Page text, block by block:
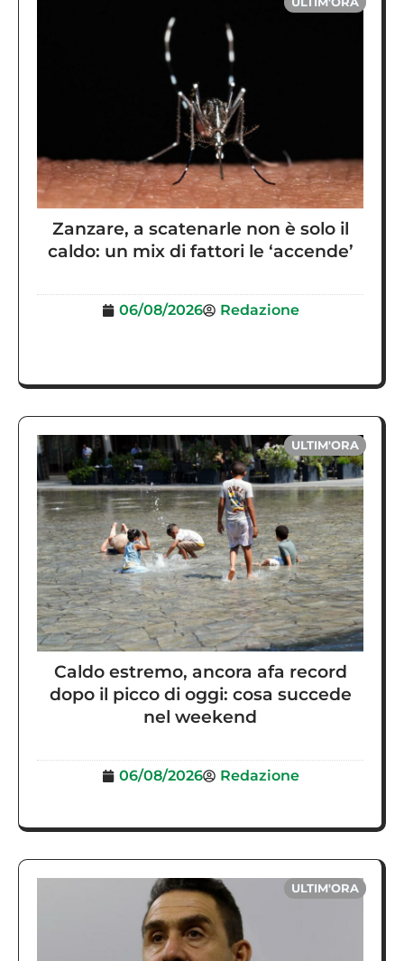
Zanzare, a scatenarle non è solo il
caldo: un mix di fattori le ‘accende’
06/08/2026 Redazione
ULTIM'ORA
Caldo estremo, ancora afa record
dopo il picco di oggi: cosa succede
nel weekend
06/08/2026 Redazione
ULTIM'ORA